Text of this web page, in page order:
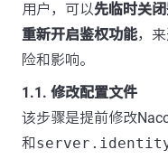
用户，可以先临时关
重新开启鉴权功能，
险和影响。
1.1. 修改配置文件
该步骤是提前修改
和